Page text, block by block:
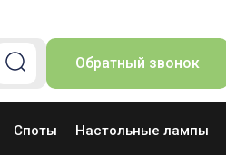
Обратный звонок
Споты Настольные лампы